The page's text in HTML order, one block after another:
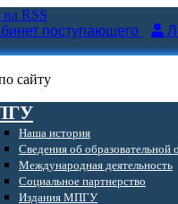
RSS
поступающего
сайту
Наша история
Сведения об образовательной
Международная деятельность
Социальное партнерство
Издания МПГУ